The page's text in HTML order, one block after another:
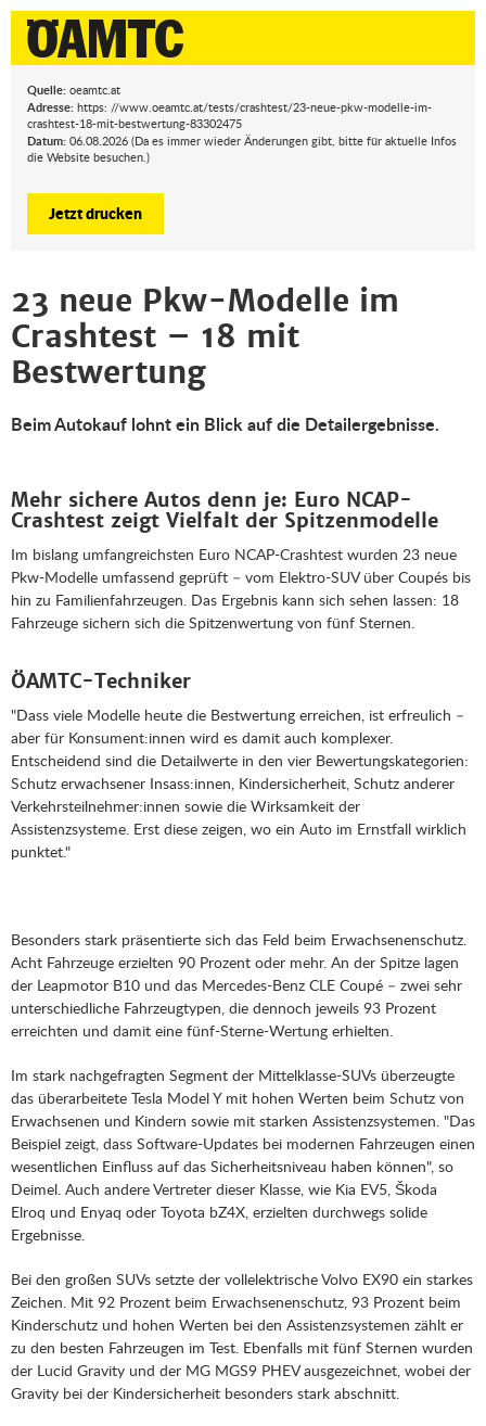
Quelle: oeamtc.at
Adresse: https: //www.oeamtc.at/tests/crashtest/23-neue-pkw-modelle-im-
crashtest-18-mit-bestwertung-83302475
Datum: 06.08.2026 (Da es immer wieder Änderungen gibt, bitte für aktuelle Infos
die Website besuchen.)
Jetzt drucken
23 neue Pkw-Modelle im
Crashtest – 18 mit
Bestwertung
Beim Autokauf lohnt ein Blick auf die Detailergebnisse.
Mehr sichere Autos denn je: Euro NCAP-
Crashtest zeigt Vielfalt der Spitzenmodelle
Im bislang umfangreichsten Euro NCAP-Crashtest wurden 23 neue
Pkw-Modelle umfassend geprüft – vom Elektro-SUV über Coupés bis
hin zu Familienfahrzeugen. Das Ergebnis kann sich sehen lassen: 18
Fahrzeuge sichern sich die Spitzenwertung von fünf Sternen.
ÖAMTC-Techniker
"Dass viele Modelle heute die Bestwertung erreichen, ist erfreulich –
aber für Konsument:innen wird es damit auch komplexer.
Entscheidend sind die Detailwerte in den vier Bewertungskategorien:
Schutz erwachsener Insass:innen, Kindersicherheit, Schutz anderer
Verkehrsteilnehmer:innen sowie die Wirksamkeit der
Assistenzsysteme. Erst diese zeigen, wo ein Auto im Ernstfall wirklich
punktet."
Besonders stark präsentierte sich das Feld beim Erwachsenenschutz.
Acht Fahrzeuge erzielten 90 Prozent oder mehr. An der Spitze lagen
der Leapmotor B10 und das Mercedes-Benz CLE Coupé – zwei sehr
unterschiedliche Fahrzeugtypen, die dennoch jeweils 93 Prozent
erreichten und damit eine fünf-Sterne-Wertung erhielten.
Im stark nachgefragten Segment der Mittelklasse-SUVs überzeugte
das überarbeitete Tesla Model Y mit hohen Werten beim Schutz von
Erwachsenen und Kindern sowie mit starken Assistenzsystemen. "Das
Beispiel zeigt, dass Software-Updates bei modernen Fahrzeugen einen
wesentlichen Einfluss auf das Sicherheitsniveau haben können", so
Deimel. Auch andere Vertreter dieser Klasse, wie Kia EV5, Škoda
Elroq und Enyaq oder Toyota bZ4X, erzielten durchwegs solide
Ergebnisse.
Bei den großen SUVs setzte der vollelektrische Volvo EX90 ein starkes
Zeichen. Mit 92 Prozent beim Erwachsenenschutz, 93 Prozent beim
Kinderschutz und hohen Werten bei den Assistenzsystemen zählt er
zu den besten Fahrzeugen im Test. Ebenfalls mit fünf Sternen wurden
der Lucid Gravity und der MG MGS9 PHEV ausgezeichnet, wobei der
Gravity bei der Kindersicherheit besonders stark abschnitt.